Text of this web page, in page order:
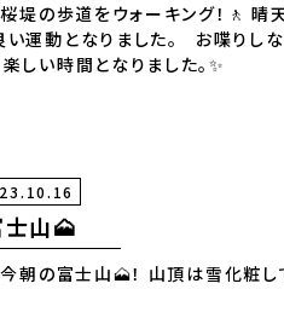
桜堤の歩道をウォーキング！🚶 晴
い運動となりました。 お喋りし
楽しい時間となりました。✨
士山🗻
今朝の富士山🗻！ 山頂は雪化粧し